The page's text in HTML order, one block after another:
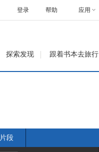
帮助 应用
登录
探索发现 跟着书本去旅行
片段
山